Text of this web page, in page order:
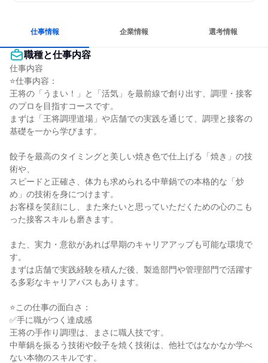
仕事情報 企業情報 選考情報
職種と仕事内容
仕事内容
⭐仕事内容：
王将の「うまい！」と「活気」を最前線で創り出す、調理・接客
のプロを目指すコースです。
まずは「王将調理道場」や店舗での実践を通じて、調理と接客の
基礎を一から学びます。
餃子を最高のタイミングと美しい焼き色で仕上げる「焼き」の技
術や、
スピードと正確さ、体力も求められる中華鍋での本格的な「炒
め」の技術を身につけます。
お客様を笑顔にし、また来たいと思っていただくための心のこも
った接客スキルも磨きます。
また、実力・意欲があれば早期のキャリアアップも可能な環境で
す。
まずは店舗で実践経験を積んだ後、製造部門や管理部門で活躍す
る多彩なキャリアパスもあります。
⭐この仕事の面白さ：
✅手に職がつく達成感
王将の手作り調理は、まさに職人技です。
中華鍋を振るう技術や餃子を焼く技術は、他社ではなかなか学べ
ない本物のスキルです。